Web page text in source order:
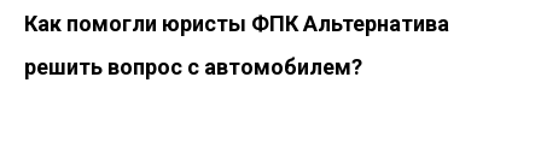
Как помогли юристы ФПК Альтернатива
решить вопрос с автомобилем?